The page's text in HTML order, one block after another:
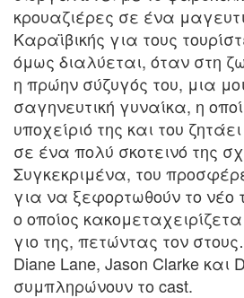
κρουαζιέρες σε ένα
Καραϊβικής για τους
όμως διαλύεται, όταν στη
η πρώην σύζυγός του, μια
σαγηνευτική γυναίκα, η
υποχείριό της και του
σε ένα πολύ σκοτεινό της
Συγκεκριμένα, του
για να ξεφορτωθούν το νέο
ο οποίος
γιο της, πετώντας τον
Diane Lane, Jason Clarke και
συμπληρώνουν το cast.